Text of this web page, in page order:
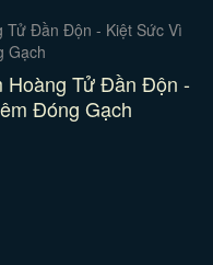
Hoàng Tử Đần Độn -
Đóng Gạch